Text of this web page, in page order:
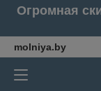
Огромная
molniya.by